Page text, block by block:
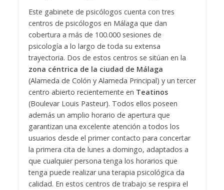
Este gabinete de psicólogos cuenta con tres
centros de psicólogos en Málaga que dan
cobertura a más de 100.000 sesiones de
psicología a lo largo de toda su extensa
trayectoria. Dos de estos centros se sitúan en la
zona céntrica de la ciudad de Málaga
(Alameda de Colón y Alameda Principal) y un tercer
centro abierto recientemente en Teatinos
(Boulevar Louis Pasteur). Todos ellos poseen
además un amplio horario de apertura que
garantizan una excelente atención a todos los
usuarios desde el primer contacto para concertar
la primera cita de lunes a domingo, adaptados a
que cualquier persona tenga los horarios que
tenga puede realizar una terapia psicológica da
calidad. En estos centros de trabajo se respira el